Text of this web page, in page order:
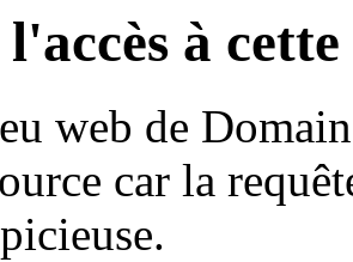
l'accès à
web de
car la